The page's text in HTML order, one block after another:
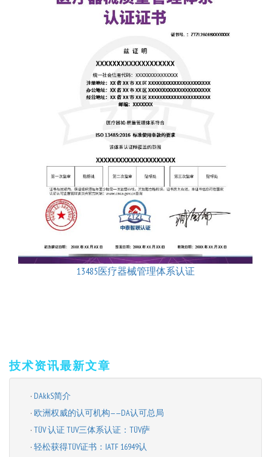
13485医疗器械管理体系认证
技术资讯最新文章
· DAkkS简介
· 欧洲权威的认可机构——DA认可总局
· ​TÜV 认证 TUV三体系认证：TÜV萨
· 轻松获得TÜV证书：IATF 16949认